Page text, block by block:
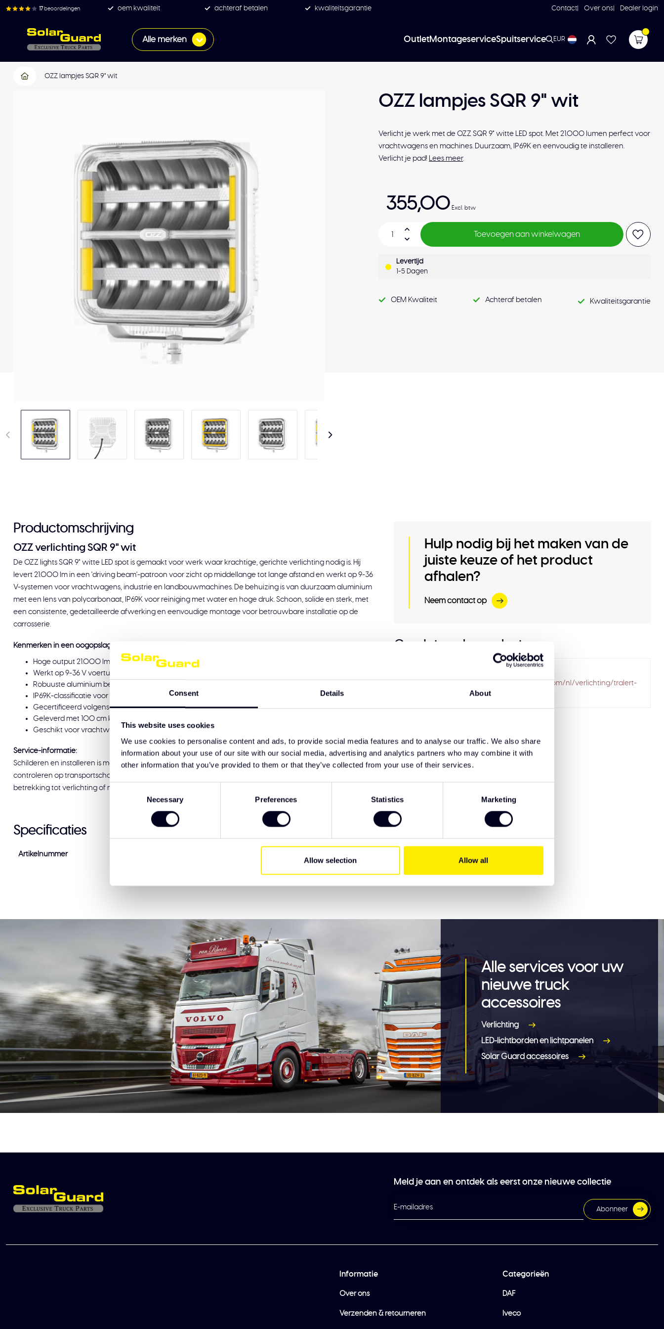
Consent Details About
This website uses cookies
We use cookies to personalise content and ads, to provide social media features and to analyse our traffic. We also share
information about your use of our site with our social media, advertising and analytics partners who may combine it with
other information that you’ve provided to them or that they’ve collected from your use of their services.
Consent
Necessary Preferences Statistics Marketing
Allow selection Allow all
17 beoordelingen oem kwaliteit achteraf betalen kwaliteitsgarantie Contact Over ons Dealer login
Alle merken OutletMontageserviceSpuitservice EUR
OZZ lampjes SQR 9" wit
OZZ lampjes SQR 9" wit
Verlicht je werk met de OZZ SQR 9" witte LED spot. Met 21.000 lumen perfect voor
vrachtwagens en machines. Duurzaam, IP69K en eenvoudig te installeren.
Verlicht je pad! Lees meer.
355,00 Excl. btw
Toevoegen aan winkelwagen
Levertijd
1-5 Dagen
OEM Kwaliteit Achteraf betalen Kwaliteitsgarantie
Productomschrijving
OZZ verlichting SQR 9" wit
De OZZ lights SQR 9" witte LED spot is gemaakt voor werk waar krachtige, gerichte verlichting nodig is. Hij
levert 21.000 lm in een 'driving beam'-patroon voor zicht op middellange tot lange afstand en werkt op 9-36
V-systemen voor vrachtwagens, industrie en landbouwmachines. De behuizing is van duurzaam aluminium
met een lens van polycarbonaat, IP69K voor reiniging met water en hoge druk. Schoon, solide en sterk, met
een consistente, gedetailleerde afwerking en eenvoudige montage voor betrouwbare installatie op de
carrosserie.
Kenmerken in een oogopslag:
Hoge output 21.000 lm met Driving Beam-lichtpatroon
Werkt op 9-36 V voertuigsystemen
Robuuste aluminium behuizing met polycarbonaat lenskap
IP69K-classificatie voor bestendigheid tegen water en hogedrukreiniging
Gecertificeerd volgens CE, ECE-R10, ECE-R148, ECE-R149 en ECE-R65
Geleverd met 100 cm kabel en 2-pins Deutsch-connector voor betrouwbare installatie
Geschikt voor vrachtwagens, industriële en landbouwtoepassingen
Service-informatie:
Schilderen en installeren is mogelijk bij Solar Guard Exclusive Truck Parts. Wij raden u aan het product te
controleren op transportschade voordat u tekent voor aflevering. Als u specifieke wensen hebt met
betrekking tot verlichting of montage, staat ons team graag voor u klaar.
Hulp nodig bij het maken van de
juiste keuze of het product
afhalen?
Neem contact op
Gerelateerde producten
https://www.solarguardexclusivetruckparts.com/nl/verlichting/tralert-
verlichting/led-verstralers/
Specificaties
Artikelnummer
Alle services voor uw
nieuwe truck
accessoires
Verlichting
LED-lichtborden en lichtpanelen
Solar Guard accessoires
Meld je aan en ontdek als eerst onze nieuwe collectie
Abonneer
Informatie
Over ons
Verzenden & retourneren
Categorieën
DAF
Iveco